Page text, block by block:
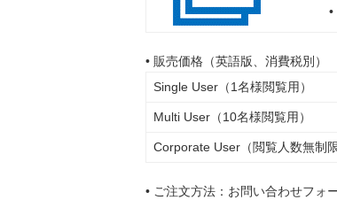
• 販売価格（英語版、消費税別）
Single User（1名様閲覧用）
Multi User（10名様閲覧用）
Corporate User（閲覧人数無制限
• ご注文方法：お問い合わせフォ